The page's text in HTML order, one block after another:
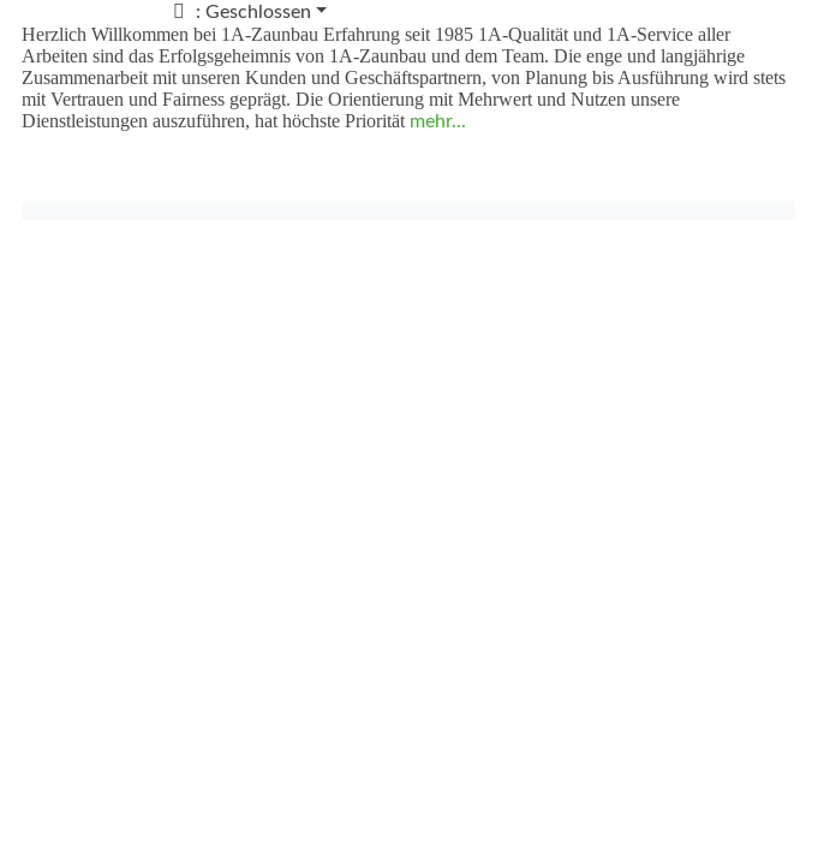
: Geschlossen
Herzlich Willkommen bei 1A-Zaunbau Erfahrung seit 1985 1A-Qualität und 1A-Service aller
Arbeiten sind das Erfolgsgeheimnis von 1A-Zaunbau und dem Team. Die enge und langjährige
Zusammenarbeit mit unseren Kunden und Geschäftspartnern, von Planung bis Ausführung wird stets
mit Vertrauen und Fairness geprägt. Die Orientierung mit Mehrwert und Nutzen unsere
Dienstleistungen auszuführen, hat höchste Priorität mehr...